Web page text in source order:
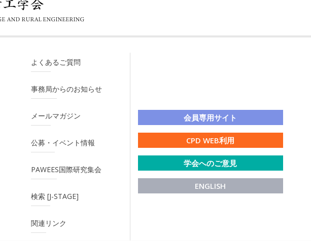
よくあるご質問
事務局からのお知らせ
メールマガジン
公募・イベント情報
PAWEES国際研究集会
検索 [J-STAGE]
関連リンク
会員専用サイト
CPD WEB利用
学会へのご意見
ENGLISH